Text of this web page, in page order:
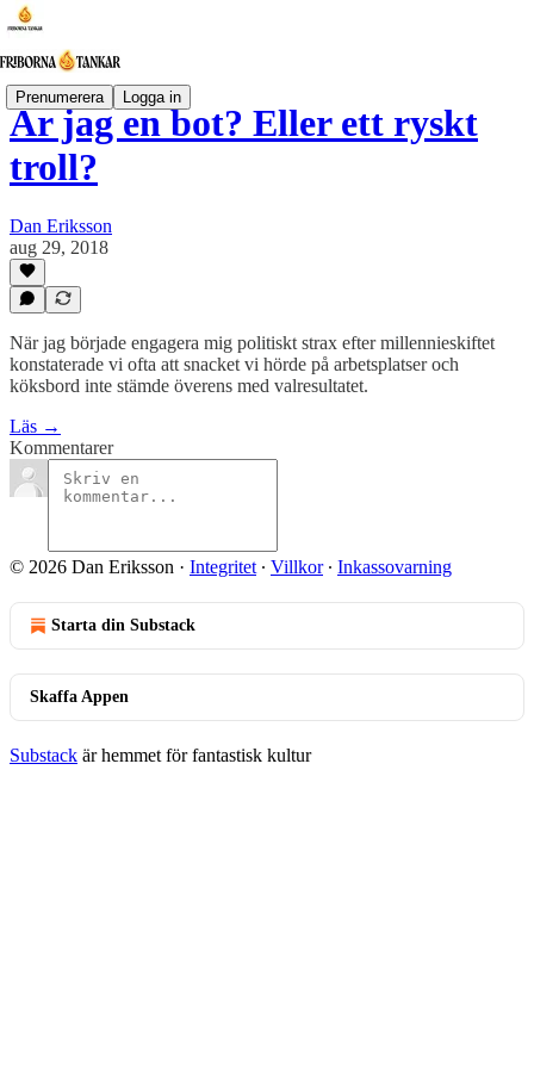
Prenumerera Logga in
Är jag en bot? Eller ett ryskt
troll?
Dan Eriksson
aug 29, 2018
När jag började engagera mig politiskt strax efter millennieskiftet
konstaterade vi ofta att snacket vi hörde på arbetsplatser och
köksbord inte stämde överens med valresultatet.
Läs →
Kommentarer
© 2026 Dan Eriksson · Integritet ∙ Villkor∙ Inkassovarning
Starta din Substack
Skaffa Appen
Substack är hemmet för fantastisk kultur